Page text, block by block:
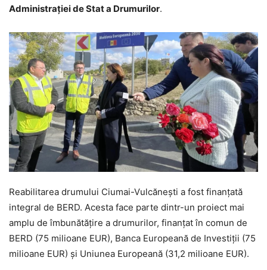
Administrației de Stat a Drumurilor.
Reabilitarea drumului Ciumai-Vulcănești a fost finanțată
integral de BERD. Acesta face parte dintr-un proiect mai
amplu de îmbunătățire a drumurilor, finanțat în comun de
BERD (75 milioane EUR), Banca Europeană de Investiții (75
milioane EUR) și Uniunea Europeană (31,2 milioane EUR).